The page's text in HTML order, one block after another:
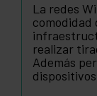
La redes
comodidad
realizar
Además